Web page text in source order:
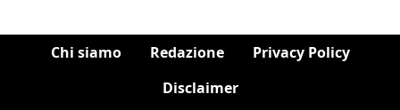
Chi siamo Redazione
Privacy Policy
Disclaimer